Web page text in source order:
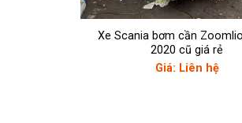
Xe Scania bơm cần
2020 cũ giá rẻ
Giá: Liên hệ